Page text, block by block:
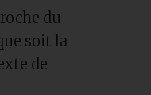
du
soit la
de